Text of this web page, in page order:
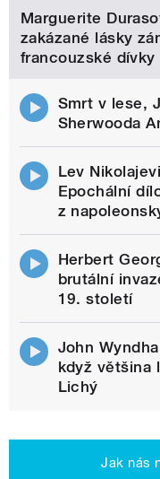
Marguerite
zakázané lásky
francouzské dívky
Smrt v lese,
Sherwooda
Lev
Epochální
z
Herbert
brutální
19. století
John
když většina
Lichý
Jak nás